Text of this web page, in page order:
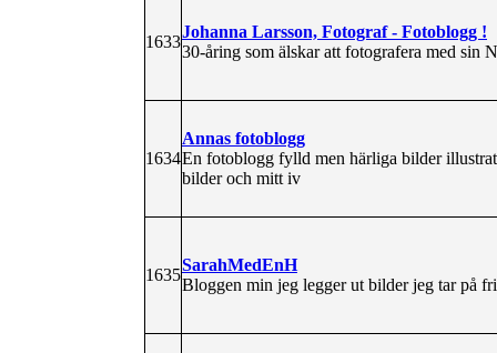
1633
Johanna Larsson, Fotograf - Fotoblogg !
30-åring som älskar att fotografera med sin
1634
Annas fotoblogg
En fotoblogg fylld men härliga bilder
bilder och mitt iv
1635
SarahMedEnH
Bloggen min jeg legger ut bilder jeg tar på